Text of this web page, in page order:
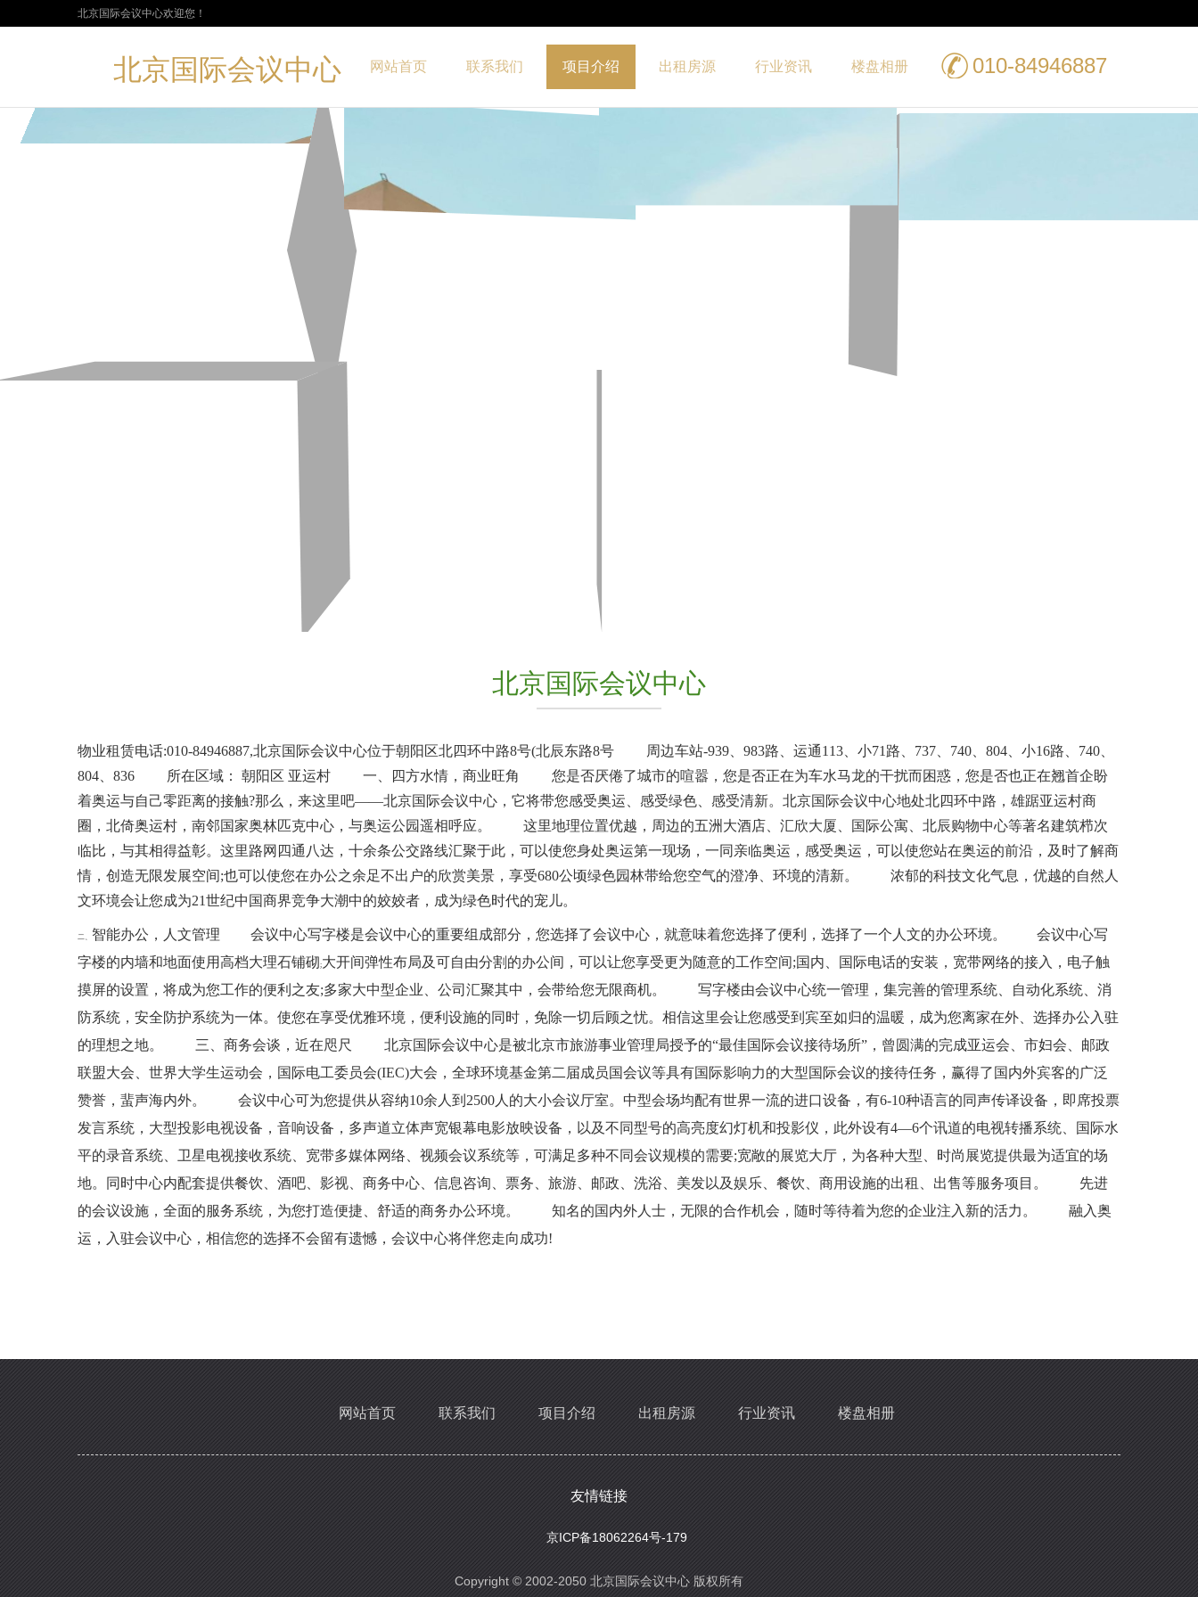
北京国际会议中心欢迎您！
北京国际会议中心 010-84946887
网站首页 联系我们 项目介绍 出租房源 行业资讯 楼盘相册
北京国际会议中心
物业租赁电话:010-84946887,北京国际会议中心位于朝阳区北四环中路8号(北辰东路8号 周边车站-939、983路、运通113、小71路、737、740、804、小16路、740、
804、836 所在区域： 朝阳区 亚运村 一、四方水情，商业旺角 您是否厌倦了城市的喧嚣，您是否正在为车水马龙的干扰而困惑，您是否也正在翘首企盼
着奥运与自己零距离的接触?那么，来这里吧――北京国际会议中心，它将带您感受奥运、感受绿色、感受清新。北京国际会议中心地处北四环中路，雄踞亚运村商
圈，北倚奥运村，南邻国家奥林匹克中心，与奥运公园遥相呼应。 这里地理位置优越，周边的五洲大酒店、汇欣大厦、国际公寓、北辰购物中心等著名建筑栉次
临比，与其相得益彰。这里路网四通八达，十余条公交路线汇聚于此，可以使您身处奥运第一现场，一同亲临奥运，感受奥运，可以使您站在奥运的前沿，及时了解商
情，创造无限发展空间;也可以使您在办公之余足不出户的欣赏美景，享受680公顷绿色园林带给您空气的澄净、环境的清新。 浓郁的科技文化气息，优越的自然人
文环境会让您成为21世纪中国商界竞争大潮中的姣姣者，成为绿色时代的宠儿。
二、 智能办公，人文管理 会议中心写字楼是会议中心的重要组成部分，您选择了会议中心，就意味着您选择了便利，选择了一个人文的办公环境。
会议中心写
字楼的内墙和地面使用高档大理石铺砌;大开间弹性布局及可自由分割的办公间，可以让您享受更为随意的工作空间;国内、国际电话的安装，宽带网络的接入，电子触
摸屏的设置，将成为您工作的便利之友;多家大中型企业、公司汇聚其中，会带给您无限商机。 写字楼由会议中心统一管理，集完善的管理系统、自动化系统、消
防系统，安全防护系统为一体。使您在享受优雅环境，便利设施的同时，免除一切后顾之忧。相信这里会让您感受到宾至如归的温暖，成为您离家在外、选择办公入驻
的理想之地。 三、商务会谈，近在咫尺 北京国际会议中心是被北京市旅游事业管理局授予的“最佳国际会议接待场所”，曾圆满的完成亚运会、市妇会、邮政
联盟大会、世界大学生运动会，国际电工委员会(IEC)大会，全球环境基金第二届成员国会议等具有国际影响力的大型国际会议的接待任务，赢得了国内外宾客的广泛
赞誉，蜚声海内外。 会议中心可为您提供从容纳10余人到2500人的大小会议厅室。中型会场均配有世界一流的进口设备，有6-10种语言的同声传译设备，即席投票
发言系统，大型投影电视设备，音响设备，多声道立体声宽银幕电影放映设备，以及不同型号的高亮度幻灯机和投影仪，此外设有4―6个讯道的电视转播系统、国际水
平的录音系统、卫星电视接收系统、宽带多媒体网络、视频会议系统等，可满足多种不同会议规模的需要;宽敞的展览大厅，为各种大型、时尚展览提供最为适宜的场
地。同时中心内配套提供餐饮、酒吧、影视、商务中心、信息咨询、票务、旅游、邮政、洗浴、美发以及娱乐、餐饮、商用设施的出租、出售等服务项目。 先进
的会议设施，全面的服务系统，为您打造便捷、舒适的商务办公环境。 知名的国内外人士，无限的合作机会，随时等待着为您的企业注入新的活力。 融入奥
运，入驻会议中心，相信您的选择不会留有遗憾，会议中心将伴您走向成功!
网站首页 联系我们 项目介绍 出租房源 行业资讯 楼盘相册
友情链接
京ICP备18062264号-179
Copyright © 2002-2050 北京国际会议中心 版权所有